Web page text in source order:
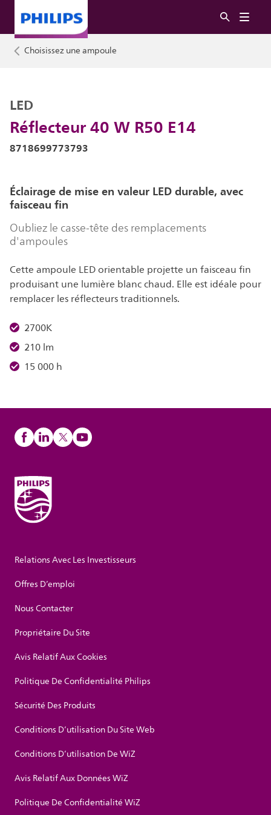
Choisissez une ampoule
Réflecteur 40 W R50 E14
LED
8718699773793
Éclairage de mise en valeur LED durable, avec
faisceau fin
Oubliez le casse-tête des remplacements
d'ampoules
Cette ampoule LED orientable projette un faisceau fin
produisant une lumière blanc chaud. Elle est idéale pour
remplacer les réflecteurs traditionnels.
2700K
210 lm
15 000 h
Relations Avec Les Investisseurs
Offres D’emploi
Nous Contacter
Propriétaire Du Site
Avis Relatif Aux Cookies
Politique De Confidentialité Philips
Sécurité Des Produits
Conditions D’utilisation Du Site Web
Conditions D’utilisation De WiZ
Avis Relatif Aux Données WiZ
Politique De Confidentialité WiZ